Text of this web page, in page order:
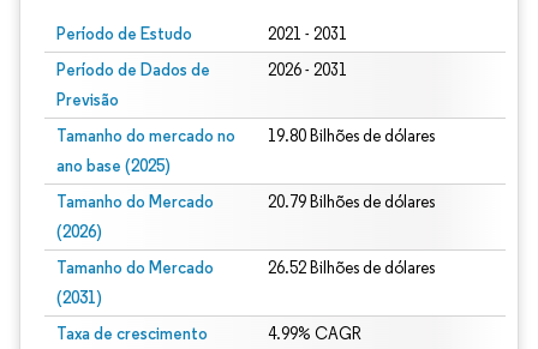
Período de Estudo 2021 - 2031
Período de Dados de
Previsão
2026 - 2031
Tamanho do mercado no
ano base (2025)
19.80 Bilhões de dólares
Tamanho do Mercado
(2026)
20.79 Bilhões de dólares
Tamanho do Mercado
(2031)
26.52 Bilhões de dólares
Taxa de crescimento
4.99% CAGR